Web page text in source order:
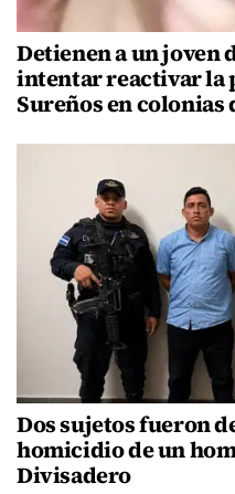
Detienen a un joven
intentar reactivar la
Sureños en colonias
Dos sujetos fueron
homicidio de un
Divisadero